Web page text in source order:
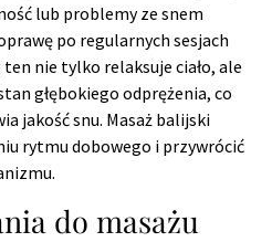
lub problemy ze snem
po regularnych sesjach
nie tylko relaksuje ciało, ale
głębokiego odprężenia, co
jakość snu. Masaż balijski
rytmu dobowego i przywrócić
do masażu